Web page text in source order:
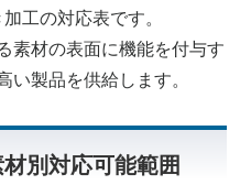
工の対応表です。
素材の表面に機能を付与す
い製品を供給します。
別対応可能範囲